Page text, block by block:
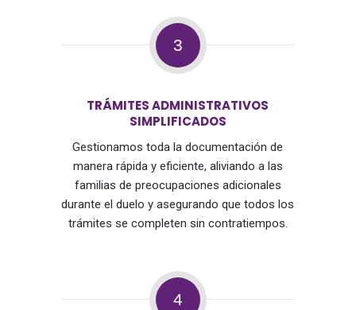
3
TRÁMITES ADMINISTRATIVOS
SIMPLIFICADOS
Gestionamos toda la documentación de
manera rápida y eficiente, aliviando a las
familias de preocupaciones adicionales
durante el duelo y asegurando que todos los
trámites se completen sin contratiempos.
4